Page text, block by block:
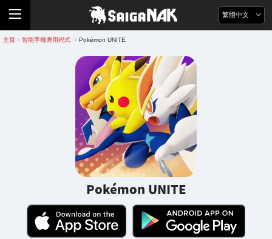
繁體中文
主頁 > 智能手機應用程式 > Pokémon UNITE
Pokémon UNITE